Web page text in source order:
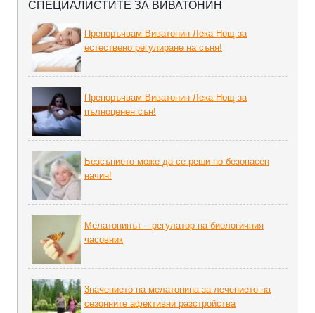
СПЕЦИАЛИСТИТЕ ЗА ВИВАТОНИН
Препоръчвам Виватонин Лека Нощ за
естествено регулиране на съня!
Препоръчвам Виватонин Лека Нощ за
пълноценен сън!
Безсънието може да се реши по безопасен
начин!
Мелатонинът – регулатор на биoлoгичния
часовник
3начението на мелатонина за лечението на
сезонните афективни разстройства